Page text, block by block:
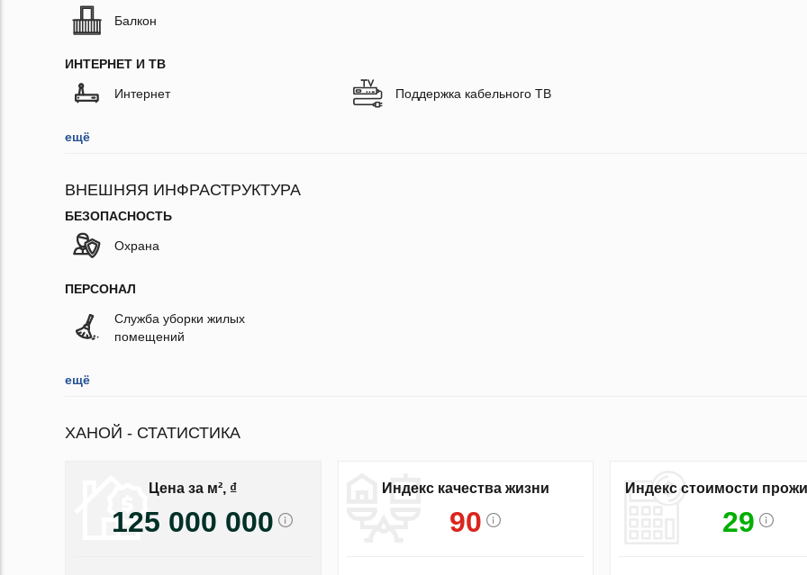
Балкон
ИНТЕРНЕТ И ТВ
Интернет Поддержка кабельного ТВ
ещё
ВНЕШНЯЯ ИНФРАСТРУКТУРА
БЕЗОПАСНОСТЬ
Охрана
ПЕРСОНАЛ
Служба уборки жилых
помещений
ещё
ХАНОЙ - СТАТИСТИКА
Цена за м², ₫
125 000 000
Индекс качества жизни
90
Индекс стоимости
29